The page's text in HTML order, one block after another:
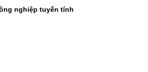
nghiệp tuyến tính